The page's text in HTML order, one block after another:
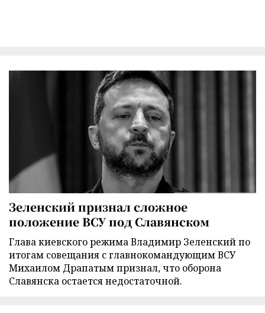
Зеленский признал сложное
положение ВСУ под Славянском
Глава киевского режима Владимир Зеленский по
итогам совещания с главнокомандующим ВСУ
Михаилом Драпатым признал, что оборона
Славянска остается недостаточной.